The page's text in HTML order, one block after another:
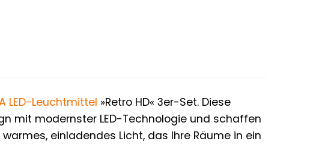
LED-Leuchtmittel »Retro HD« 3er-Set. Diese
mit modernster LED-Technologie und schaffen
einladendes Licht, das Ihre Räume in ein